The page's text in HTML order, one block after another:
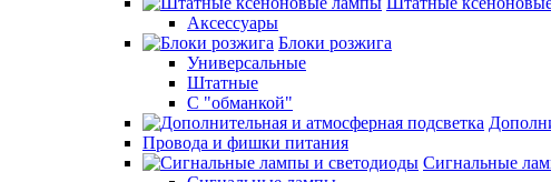
Аксессуары
Блоки розжига
Универсальные
Штатные
С "обманкой"
Провода и фишки питания
Cигнальные